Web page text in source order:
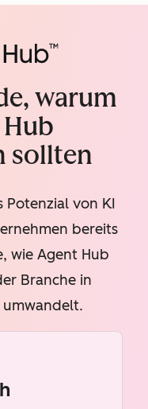
warum
Hub
sollten
Potenzial von KI
bereits
wie Agent Hub
Branche in
umwandelt.